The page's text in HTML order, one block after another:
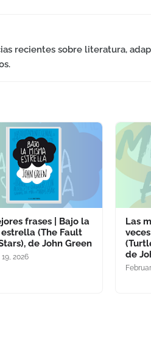
recientes sobre literatura,
frases | Bajo la
(The Fault
de John Green
2026
Las
de